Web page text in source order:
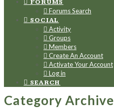
FORUMS
Forums Search
SOCIAL
Activity
Groups
Members
Create An Account
Activate Your Account
Log in
SEARCH
Category Archive